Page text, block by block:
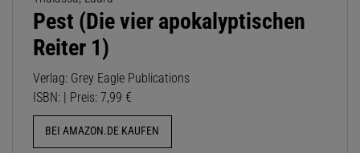
Pest (Die vier apokalyptischen
Reiter 1)
Verlag: Grey Eagle Publications
ISBN: | Preis: 7,99 €
BEI AMAZON.DE KAUFEN